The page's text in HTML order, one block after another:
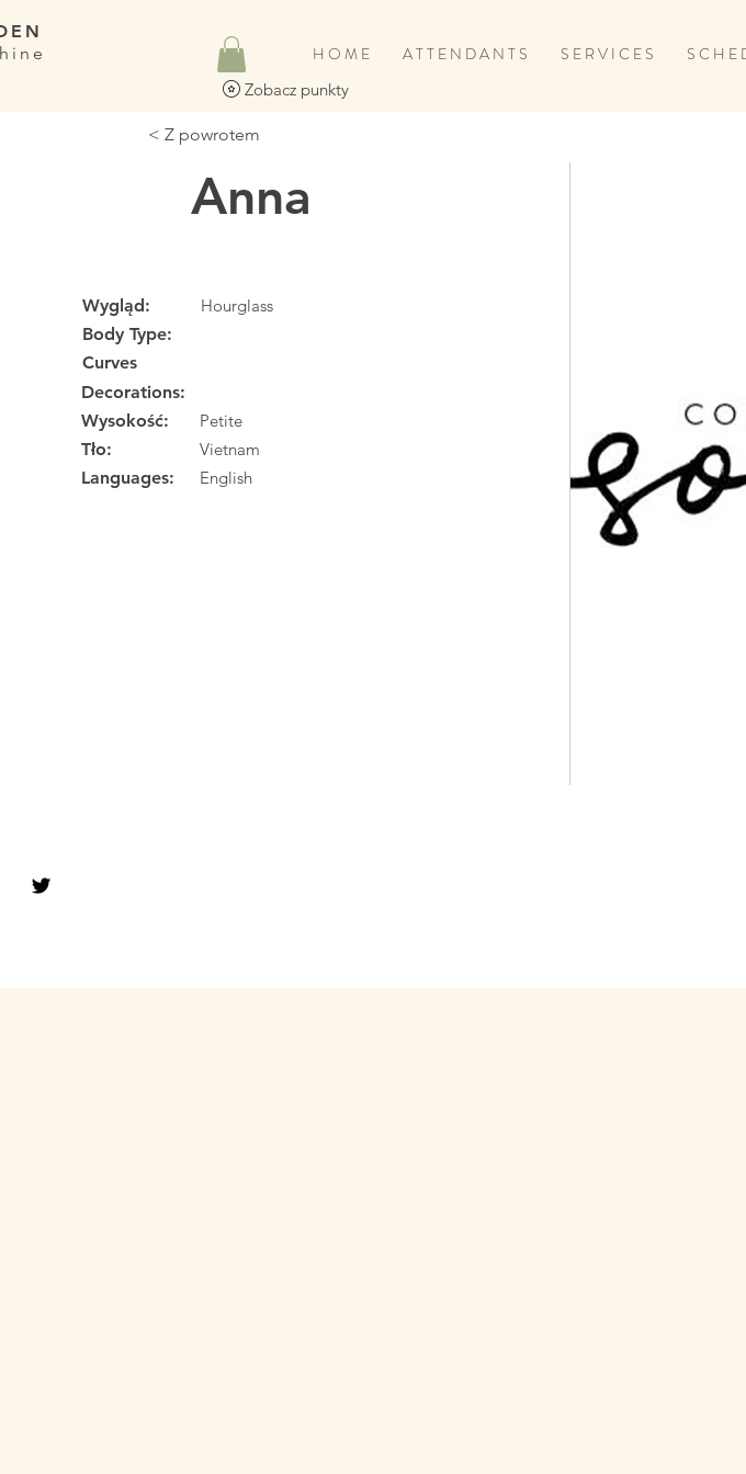
H O M E A T T E N D A N T S S E R V I C E S S C H E
Zobacz punkty
< Z powrotem
Anna
Wygląd:
Body Type:
Curves
Hourglass
Decorations:
Wysokość:
Tło:
Languages:
Petite
Vietnam
English